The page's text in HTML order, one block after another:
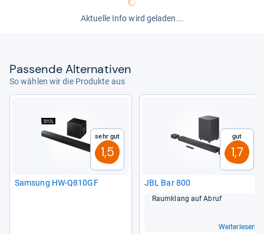
bei Filmen. Ein weiterer Vorteil ist die unkomplizierte
Aktuelle Info wird geladen...
Pas­sende Alter­na­ti­ven
So wählen wir die Produkte aus
Sehr gut
1,5
Sam­sung HW-​Q810GF
Gut
1,7
JBL Bar 800
Raum­klang auf Abruf
Weiterlesen